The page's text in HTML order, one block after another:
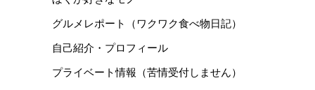
グルメレポート（ワクワク食べ物日記）
自己紹介・プロフィール
プライベート情報（苦情受付しません）